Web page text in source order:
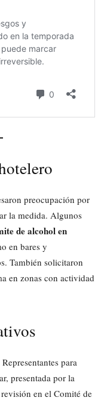
preocupación por
la medida. Algunos
de alcohol en
en bares y
También solicitaron
en zonas con actividad
para
presentada por la
revisión en el Comité de